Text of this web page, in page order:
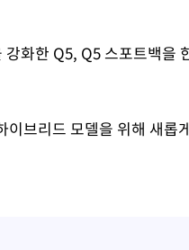
화한 Q5, Q5 스포트백을
브리드 모델을 위해 새롭